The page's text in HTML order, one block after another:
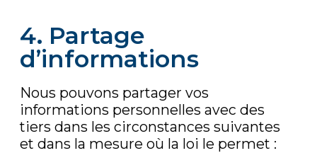
4. Partage
d’informations
Nous pouvons partager vos
informations personnelles avec des
tiers dans les circonstances suivantes
et dans la mesure où la loi le permet :